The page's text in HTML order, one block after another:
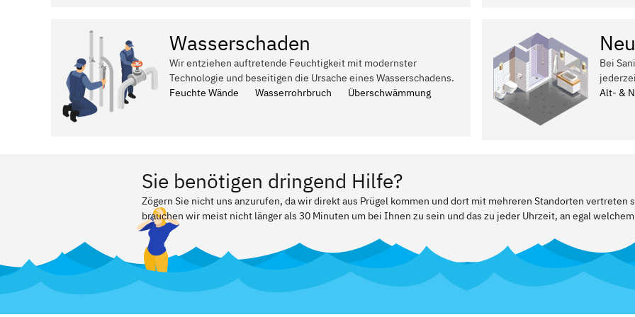
Wasserschaden
Wir entziehen auftretende Feuchtigkeit mit modernster
Technologie und beseitigen die Ursache eines Wasserschadens.
Feuchte Wände
Wasserrohrbruch Überschwämmung
Bei
Alt- &
Sie benötigen dringend Hilfe?
Zögern Sie nicht uns anzurufen, da wir direkt aus Prügel kommen und dort mit mehreren Standorten vertreten
brauchen wir meist nicht länger als 30 Minuten um bei Ihnen zu sein und das zu jeder Uhrzeit, an egal welchem